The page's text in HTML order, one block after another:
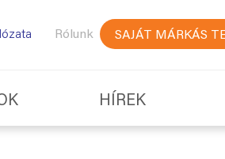
Rólunk SAJÁT MÁRKÁS
HÍREK